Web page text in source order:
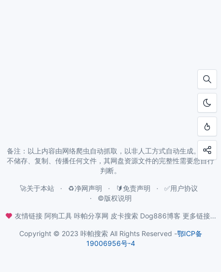
备注：以上内容由网络爬虫自动抓取，以非人工方式自动生成。本站
不储存、复制、传播任何文件，其网盘资源文件的完整性需要您自行
判断。
🚀关于本站 ♻️净网声明 🔰免责声明
✅用户协议
©️版权说明
友情链接 阿狗工具 咔帕分享网 皮卡搜索 Dog886博客 更多链接...
Copyright © 2023 咔帕搜索 All Rights Reserved -鄂ICP备
19006956号-4